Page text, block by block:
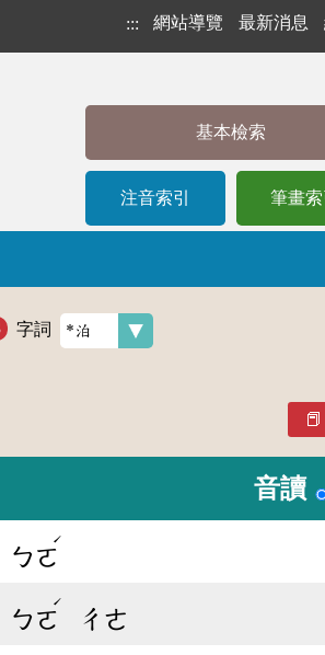
::: 網站導覽 最新消息
基本檢索
注音索引 筆畫索
字詞
音讀
ㄅㄛ
ˊ
ㄅㄛ
ˊ
ㄔㄜ